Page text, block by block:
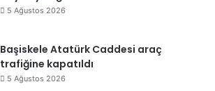
5 Ağustos 2026
Başiskele Atatürk Caddesi araç
trafiğine kapatıldı
5 Ağustos 2026